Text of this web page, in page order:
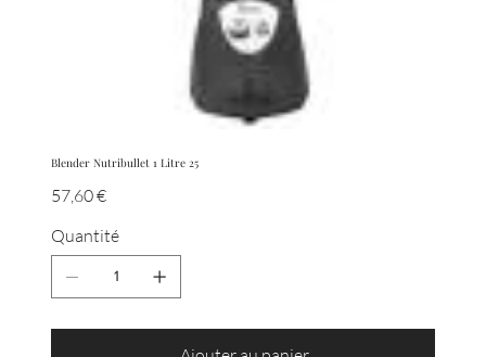
Blender Nutribullet 1 Litre 25
Prix
57,60 €
Quantité